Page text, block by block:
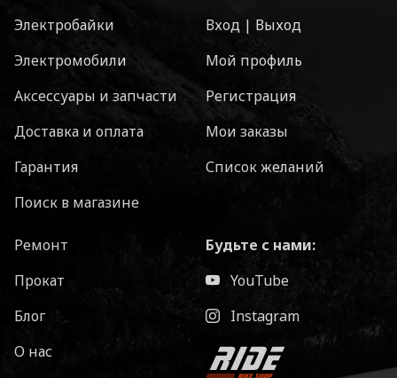
Электробайки
Электромобили
Аксессуары и запчасти
Доставка и оплата
Гарантия
Поиск в магазине
Вход | Выход
Мой профиль
Регистрация
Мои заказы
Список желаний
Ремонт
Прокат
Блог
О нас
Будьте с нами:
YouTube
Instagram